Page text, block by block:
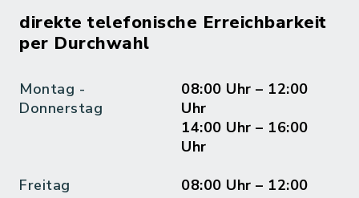
direkte telefonische Erreichbarkeit
per Durchwahl
Montag -
Donnerstag
08:00 Uhr – 12:00
Uhr
14:00 Uhr – 16:00
Uhr
Freitag
08:00 Uhr – 12:00